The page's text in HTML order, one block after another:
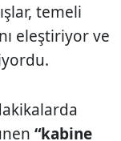
temeli
eleştiriyor ve
“kabine